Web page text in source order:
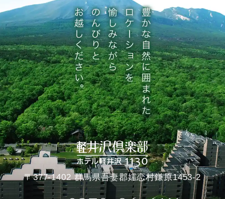
〒377-1402 群馬県吾妻郡嬬恋村鎌原1453-2